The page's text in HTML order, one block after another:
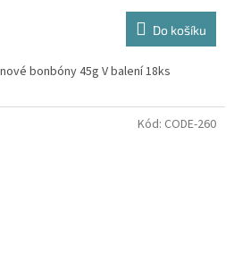
Do košíku
bonbóny 45g V balení 18ks
Kód: CODE-260